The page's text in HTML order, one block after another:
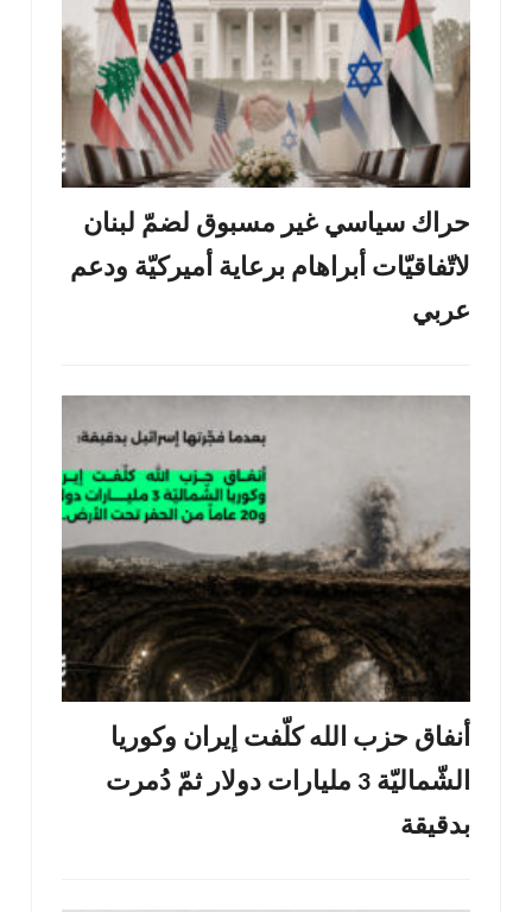
حراك سياسي غير مسبوق لضمّ لبنان
لاتّفاقيّات أبراهام برعاية أميركيّة ودعم
عربي
أنفاق حزب الله كلّفت إيران وكوريا
الشّماليّة 3 مليارات دولار ثمّ دُمرت
بدقيقة